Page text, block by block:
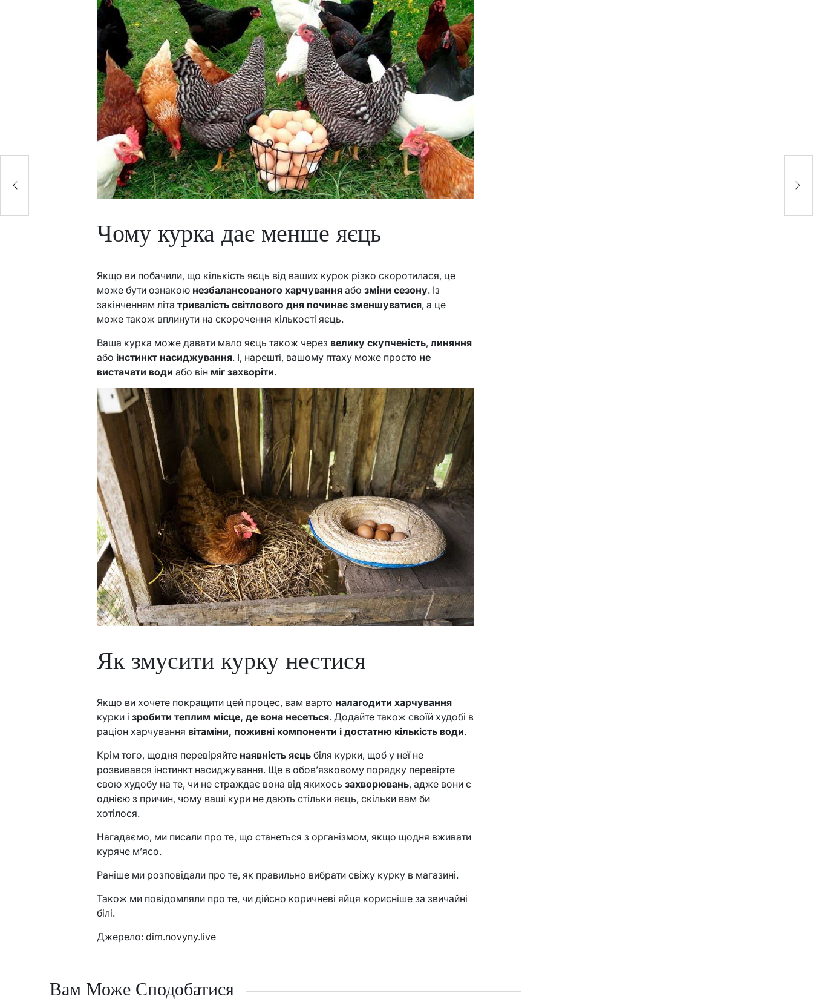
Чому курка дає менше яєць
Якщо ви побачили, що кількість яєць від ваших курок різко скоротилася, це
може бути ознакою незбалансованого харчування абозміни сезону. Із
закінченням літатривалість світлового дня починає зменшуватися, а це
може також вплинути на скорочення кількості яєць.
Ваша курка може давати мало яєць також через велику скупченість,линяння
або інстинкт насиджування. І, нарешті, вашому птаху може просто не
вистачати води або він міг захворіти.
Як змусити курку нестися
Якщо ви хочете покращити цей процес, вам варто налагодити харчування
курки ізробити теплим місце, де вона несеться. Додайте також своїй худобі в
раціон харчування вітаміни, поживні компоненти і достатню кількість води.
Крім того, щодня перевіряйте наявність яєць біля курки, щоб у неї не
розвивався інстинкт насиджування. Ще в обов’язковому порядку перевірте
свою худобу на те, чи не страждає вона від якихосьзахворювань, адже вони є
однією з причин, чому ваші кури не дають стільки яєць, скільки вам би
хотілося.
Нагадаємо, ми писали про те, що станеться з організмом, якщо щодня вживати
куряче м’ясо.
Раніше ми розповідали про те, як правильно вибрати свіжу курку в магазині.
Також ми повідомляли про те, чи дійсно коричневі яйця корисніше за звичайні
білі.
Джерело:dim.novyny.live
Вам Може Сподобатися